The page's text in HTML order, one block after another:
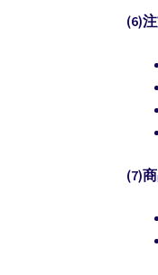
(6)
(7)